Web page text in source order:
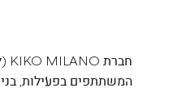
חברת KIKO MILANO (להלן: "
המשתתפים בפעילות, בני 18 ומעלה בלבד (להלן: "